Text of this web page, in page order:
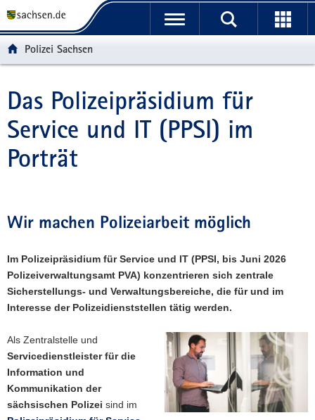
t
ü
b
e
r
i
n
d
e
N
v
i
g
a
t
t
n
a
v
i
i
p
n
h
a
l
t
-
B
e
r
h
Polizei Sachsen
Hauptinhalt
Das Polizeipräsidium für
Service und IT (PPSI) im
Porträt
Wir machen Polizeiarbeit möglich
Im Polizeipräsidium für Service und IT (PPSI, bis Juni 2026
Polizeiverwaltungsamt PVA) konzentrieren sich zentrale
Sicherstellungs- und Verwaltungsbereiche, die für und im
Interesse der Polizeidienststellen tätig werden.
Als Zentralstelle und
Servicedienstleister für die
Information und
Kommunikation der
sächsischen Polizei sind im